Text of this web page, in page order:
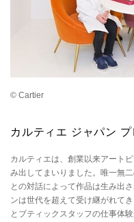
© Cartier
カルティエ ジャパン
カルティエは、創業以来アート
み出してまいりました。唯一無
との対話によって作品は生み出
ンは世代を超えて受け継がれて
とブティックスタッフの仕事体